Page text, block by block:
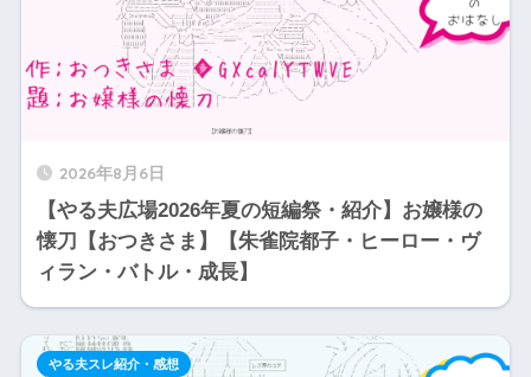
2026年8月6日
【やる夫広場2026年夏の短編祭・紹介】お嬢様の
懐刀【おつきさま】【朱雀院都子・ヒーロー・ヴ
ィラン・バトル・成長】
やる夫スレ紹介・感想